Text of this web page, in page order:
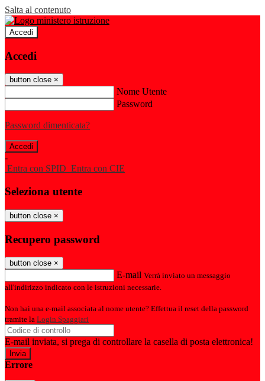
Salta al contenuto
Accedi
Accedi
button close ×
Nome Utente
Password
Password dimenticata?
-
Entra con SPID Entra con CIE
Seleziona utente
button close ×
Recupero password
button close ×
E-mail Verrà inviato un messaggio
all'indirizzo indicato con le istruzioni necessarie.
Non hai una e-mail associata al nome utente? Effettua il reset della password
tramite la Login Spaggiari
E-mail inviata, si prega di controllare la casella di posta elettronica!
Errore